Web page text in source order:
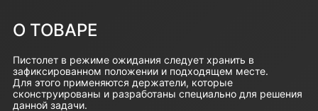
О ТОВАРЕ
Пистолет в режиме ожидания следует хранить в
зафиксированном положении и подходящем месте.
Для этого применяются держатели, которые
сконструированы и разработаны специально для решения
данной задачи.